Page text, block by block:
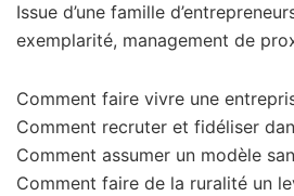
Issue d’une famille
exemplarité, management de
Comment faire vivre une
Comment recruter et fidéliser
Comment assumer un modèle
Comment faire de la ruralité un